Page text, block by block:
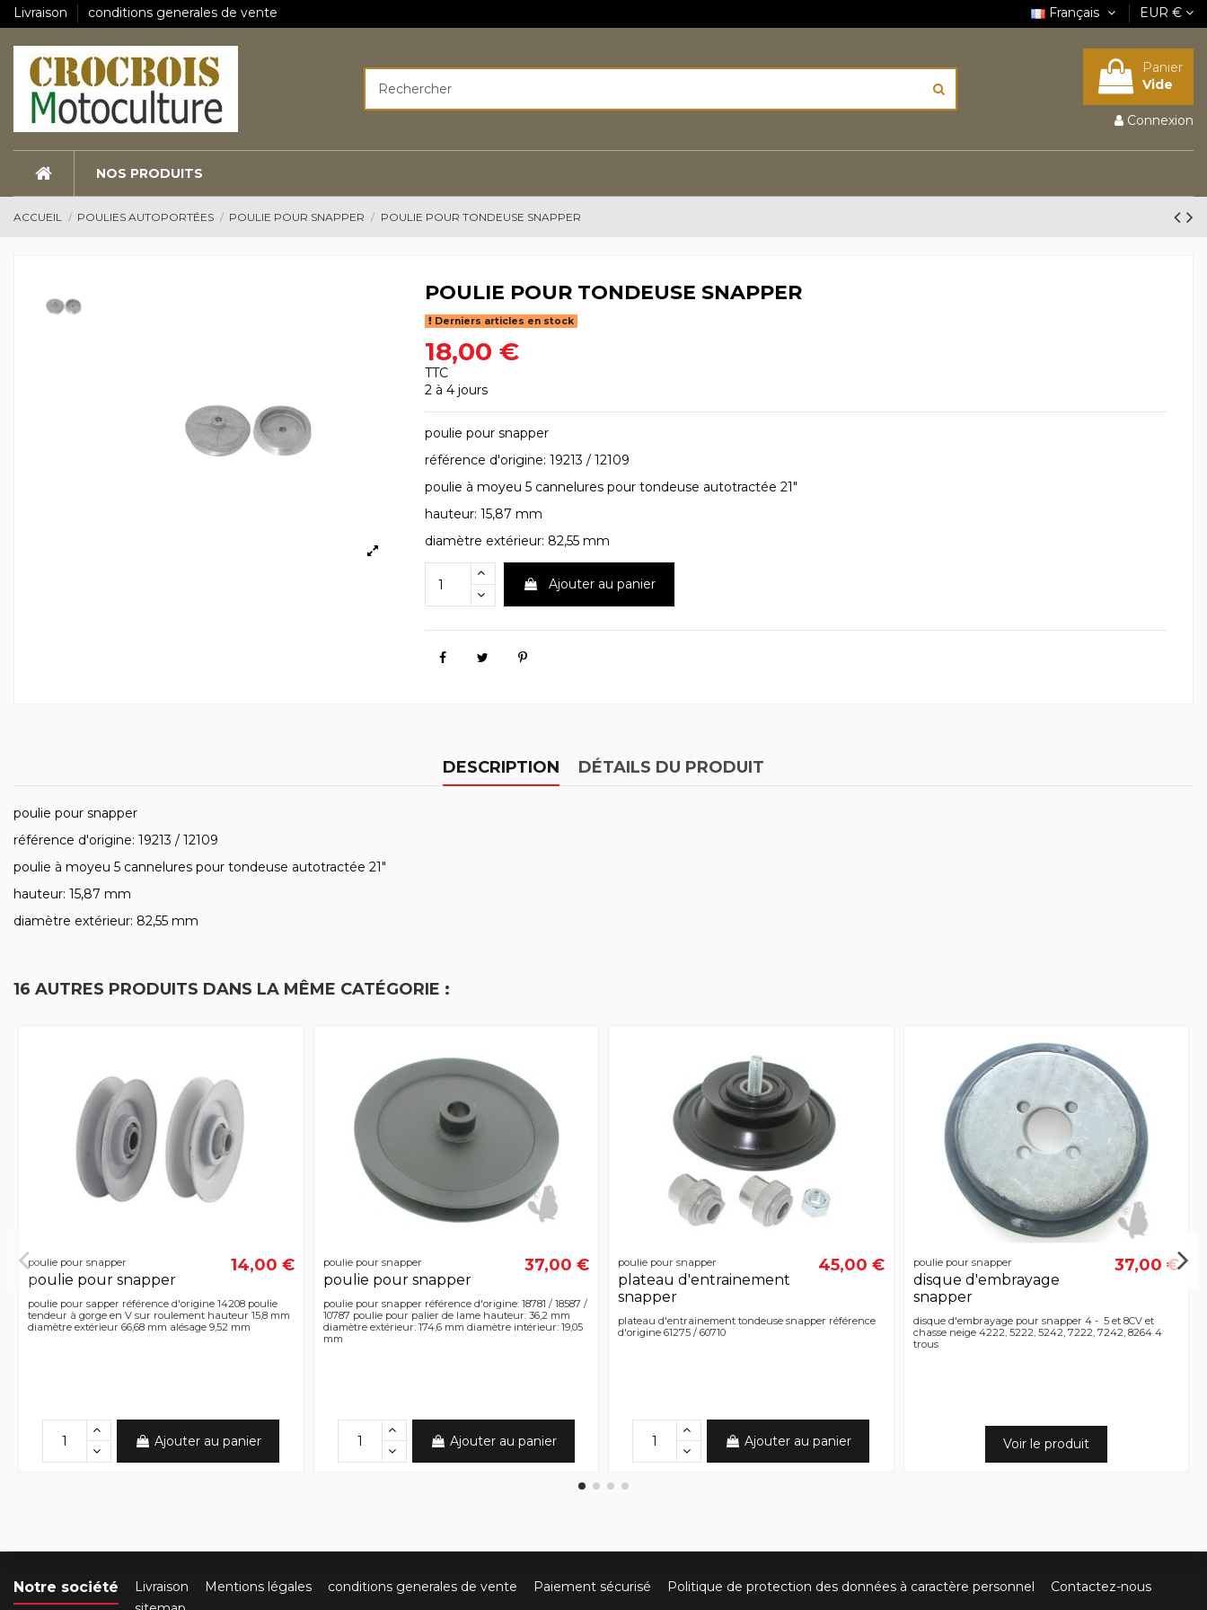
Livraison conditions generales de vente Français EUR €
Panier
Vide
Connexion
NOS PRODUITS
ACCUEIL POULIES AUTOPORTÉES POULIE POUR SNAPPER POULIE POUR TONDEUSE SNAPPER
POULIE POUR TONDEUSE SNAPPER
Derniers articles en stock
18,00 €
TTC
2 à 4 jours
poulie pour snapper
référence d'origine: 19213 / 12109
poulie à moyeu 5 cannelures pour tondeuse autotractée 21"
hauteur: 15,87 mm
diamètre extérieur: 82,55 mm
Ajouter au panier
DESCRIPTION DÉTAILS DU PRODUIT
poulie pour snapper
référence d'origine: 19213 / 12109
poulie à moyeu 5 cannelures pour tondeuse autotractée 21"
hauteur: 15,87 mm
diamètre extérieur: 82,55 mm
16 AUTRES PRODUITS DANS LA MÊME CATÉGORIE :
poulie pour snapper
poulie pour snapper
14,00 €
poulie pour sapper référence d'origine 14208 poulie
tendeur à gorge en V sur roulement hauteur 15,8 mm
diamètre extérieur 66,68 mm alésage 9,52 mm
Ajouter au panier
poulie pour snapper
poulie pour snapper
37,00 €
poulie pour snapper référence d'origine: 18781 / 18587 /
10787 poulie pour palier de lame hauteur: 36,2 mm
diamètre extérieur: 174,6 mm diamètre intérieur: 19,05
mm
Ajouter au panier
poulie pour snapper
plateau d'entrainement
snapper
45,00 €
plateau d'entrainement tondeuse snapper référence
d'origine 61275 / 60710
Ajouter au panier
poulie pour snapper
disque d'embrayage
snapper
37,00 €
disque d'embrayage pour snapper 4 - 5 et 8CV et
chasse neige 4222, 5222, 5242, 7222, 7242, 8264 4
trous
Voir le produit
Notre société Livraison Mentions légales conditions generales de vente Paiement sécurisé Politique de protection des données à caractère personnel
Contactez-nous